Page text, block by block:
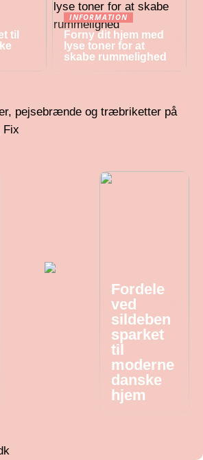
til
INFORMATION
Forny dit hjem med
lyse toner for at
skabe rummelighed
pejsebrænde og træbriketter på
Fix
Fordele
ved
sildeben
sparket
til
moderne
danske
hjem